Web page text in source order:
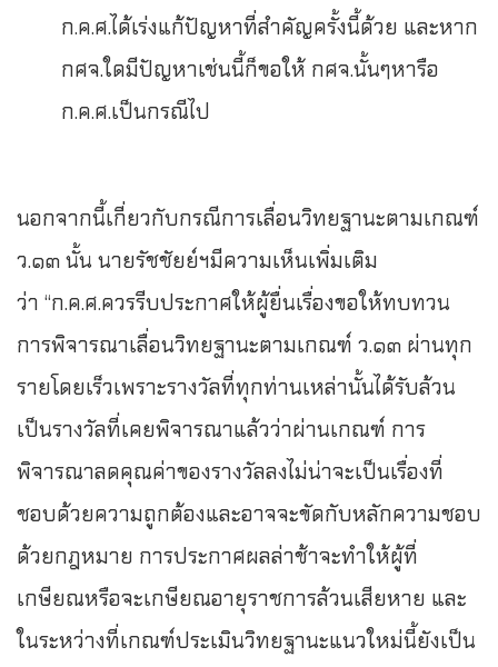
ก.ค.ศ.ได้เร่งแก้ปัญหาที่สำคัญครั้งนี้ด้วย และหาก
กศจ.ใดมีปัญหาเช่นนี้ก็ขอให้ กศจ.นั้นๆหารือ
ก.ค.ศ.เป็นกรณีไป
นอกจากนี้เกี่ยวกับกรณีการเลื่อนวิทยฐานะตามเกณฑ์
ว.๑๓ นั้น นายรัชชัยย์ฯมีความเห็นเพิ่มเติม
ว่า “ก.ค.ศ.ควรรีบประกาศให้ผู้ยื่นเรื่องขอให้ทบทวน
การพิจารณาเลื่อนวิทยฐานะตามเกณฑ์ ว.๑๓ ผ่านทุก
รายโดยเร็วเพราะรางวัลที่ทุกท่านเหล่านั้นได้รับล้วน
เป็นรางวัลที่เคยพิจารณาแล้วว่าผ่านเกณฑ์ การ
พิจารณาลดคุณค่าของรางวัลลงไม่น่าจะเป็นเรื่องที่
ชอบด้วยความถูกต้องและอาจจะขัดกับหลักความชอบ
ด้วยกฎหมาย การประกาศผลล่าช้าจะทำให้ผู้ที่
เกษียณหรือจะเกษียณอายุราชการล้วนเสียหาย และ
ในระหว่างที่เกณฑ์ประเมินวิทยฐานะแนวใหม่นี้ยังเป็น